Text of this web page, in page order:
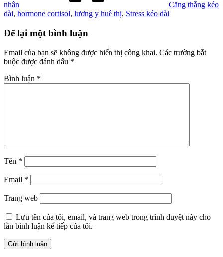
nhân
Căng thẳng kéo
dài, hormone cortisol, lương y huê thị, Stress kéo dài
Để lại một bình luận
Email của bạn sẽ không được hiển thị công khai. Các trường bắt
buộc được đánh dấu *
Bình luận *
Tên *
Email *
Trang web
Lưu tên của tôi, email, và trang web trong trình duyệt này cho
lần bình luận kế tiếp của tôi.